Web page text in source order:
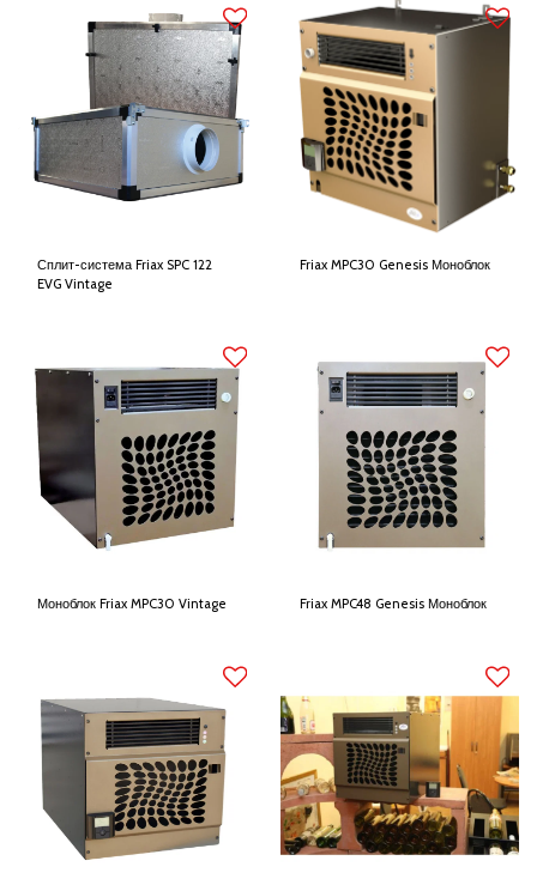
Сплит-система Friax SPC 122
EVG Vintage
Friax MPC30 Genesis Моноблок
Моноблок Friax MPC30 Vintage Friax MPC48 Genesis Моноблок